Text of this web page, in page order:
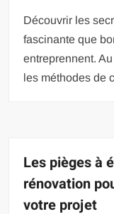
Découvrir les
fascinante que
entreprennent.
les méthodes de
Les pièges à
rénovation
votre projet